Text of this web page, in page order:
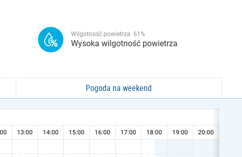
Wilgotność powietrza: 61 %
Wysoka wilgotność powietrza
Pogoda na weekend